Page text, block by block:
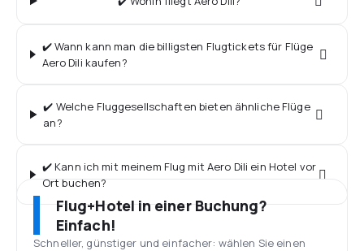
✔️ Wann kann man die billigsten Flugtickets für Flüge
Aero Dili kaufen?
✔️ Welche Fluggesellschaften bieten ähnliche Flüge
an?
✔️ Kann ich mit meinem Flug mit Aero Dili ein Hotel vor
Ort buchen?
Flug+Hotel in einer Buchung?
Einfach!
Schneller, günstiger und einfacher: wählen Sie einen